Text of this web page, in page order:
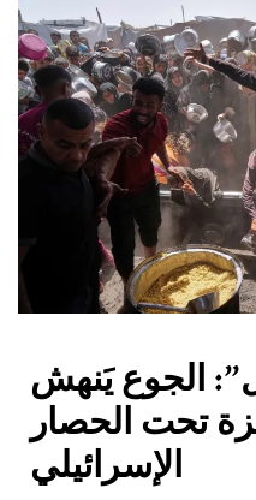
الجوع يَنهش
تحت الحصار
الإسرائيلي